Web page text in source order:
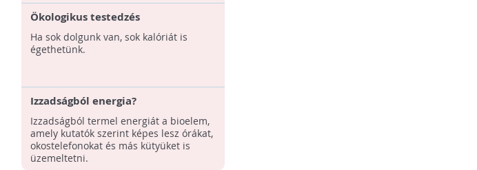
Ökologikus testedzés
Ha sok dolgunk van, sok kalóriát is
égethetünk.
Izzadságból energia?
Izzadságból termel energiát a bioelem,
amely kutatók szerint képes lesz órákat,
okostelefonokat és más kütyüket is
üzemeltetni.